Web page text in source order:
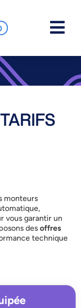
monteurs
vous garantir un
des offres
technique